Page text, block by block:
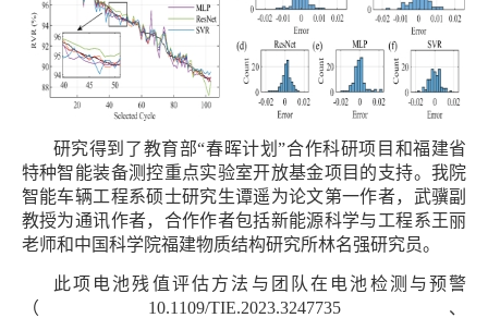
研究得到了教育部“春晖计划”合作科研项目和福建省
特种智能装备测控重点实验室开放基金项目的支持。我院
智能车辆工程系硕士研究生谭遥为论文第一作者，武骥副
教授为通讯作者，合作作者包括新能源科学与工程系王丽
老师和中国科学院福建物质结构研究所林名强研究员。
此项电池残值评估方法与团队在电池检测与预警
（10.1109/TIE.2023.3247735、